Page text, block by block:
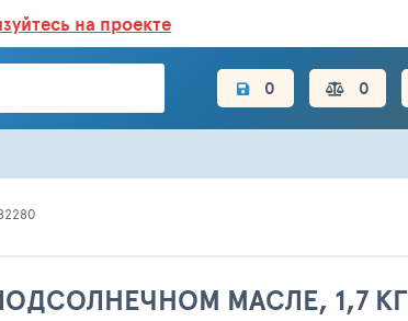
ОБНОВЛЕНИЕ ЦЕН.
на проекте
0 0
МАСЛЕ, 1,7 КГ